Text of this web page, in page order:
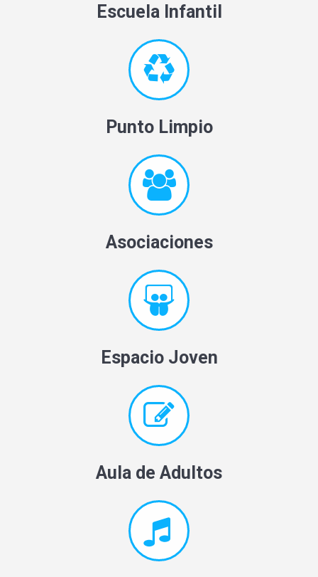
Escuela Infantil
Punto Limpio
Asociaciones
Espacio Joven
Aula de Adultos